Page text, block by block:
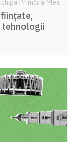
Primăria Mea
tehnologii